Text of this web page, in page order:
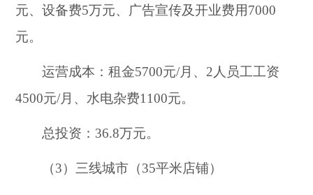
元、设备费5万元、广告宣传及开业费用7000
元。
运营成本：租金5700元/月、2人员工工资
4500元/月、水电杂费1100元。
总投资：36.8万元。
（3）三线城市（35平米店铺）